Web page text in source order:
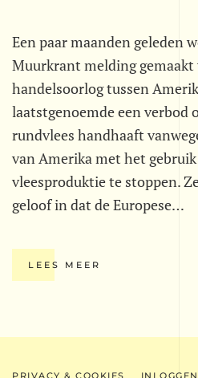
Een paar maanden geleden
Muurkrant melding gemaakt
handelsoorlog tussen
laatstgenoemde een verbod
rundvlees handhaaft
van Amerika met het
vleesproduktie te stoppen.
geloof in dat de Europese…
LEES MEER